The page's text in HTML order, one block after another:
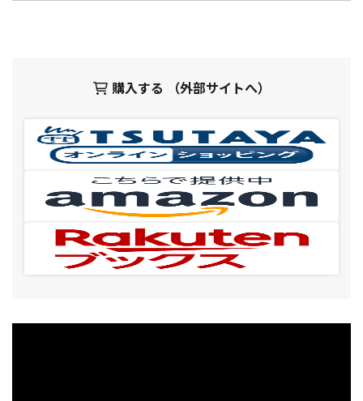
購入する （外部サイトへ）